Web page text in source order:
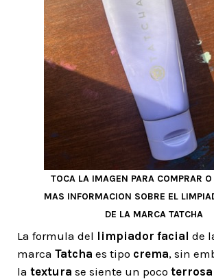
TOCA LA IMAGEN PARA COMPRAR O
MAS INFORMACION SOBRE EL
DE LA MARCA TATCHA
La formula del limpiador facial de
marca Tatcha es tipo crema, sin
la textura se siente un poco terrosa